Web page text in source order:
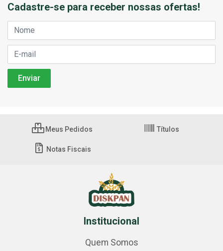
Cadastre-se para receber nossas ofertas!
Meus Pedidos Títulos
Notas Fiscais
Institucional
Quem Somos